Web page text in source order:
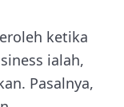
ketika
ialah,
Pasalnya,